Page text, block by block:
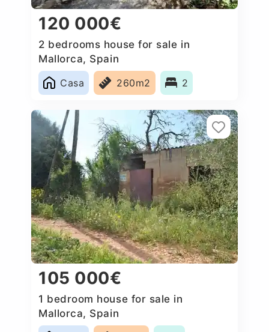
120 000€
2 bedrooms house for sale in
Mallorca, Spain
Casa
260m2 2
105 000€
1 bedroom house for sale in
Mallorca, Spain